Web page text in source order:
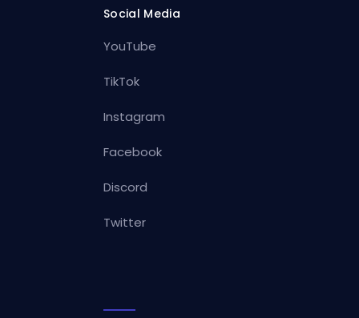
Social Media
YouTube
TikTok
Instagram
Facebook
Discord
Twitter